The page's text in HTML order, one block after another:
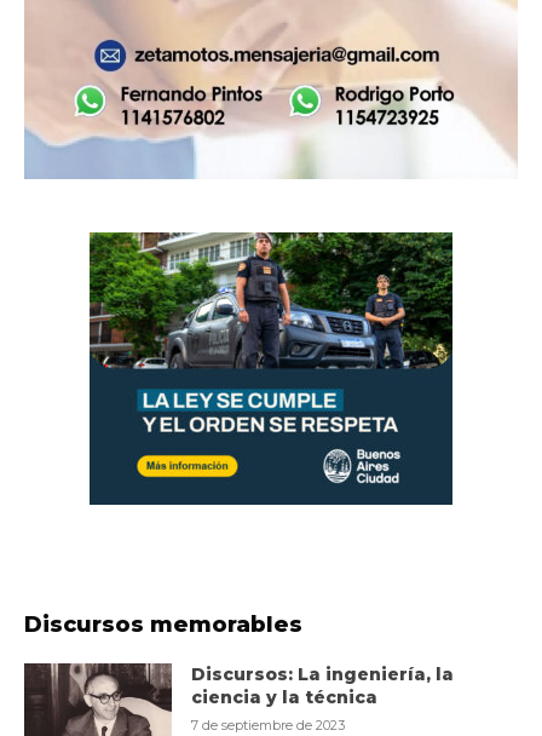
Discursos memorables
Discursos: La ingeniería, la
ciencia y la técnica
7 de septiembre de 2023